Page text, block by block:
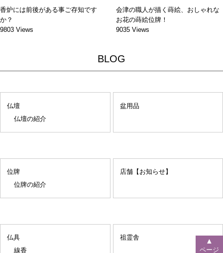
香炉には前後がある事ご存知です
か？
9803 Views
会津の職人が描く蒔絵、おしゃれな
お花の蒔絵位牌！
9035 Views
BLOG
仏壇
仏壇の紹介
盆用品
位牌
位牌の紹介
店舗【お知らせ】
仏具
線香
祖霊舎 ▲
ページ